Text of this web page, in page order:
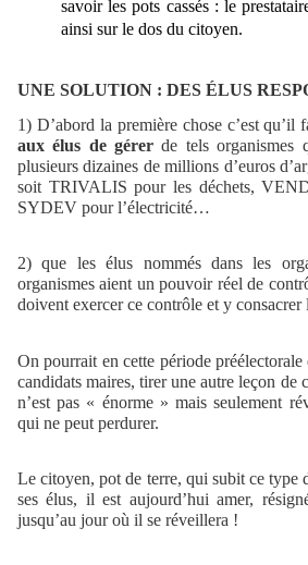
savoir les pots cassés : le
ainsi sur le dos du citoyen.
UNE SOLUTION : DES ÉLUS
1) D’abord la première chose c’est qu’il
aux élus de gérer de tels organismes
plusieurs dizaines de millions d’euros
soit TRIVALIS pour les déchets,
SYDEV pour l’électricité…
2) que les élus nommés dans les
organismes aient un pouvoir réel de
doivent exercer ce contrôle et y consacrer
On pourrait en cette période
candidats maires, tirer une autre leçon de
n’est pas « énorme » mais seulement
qui ne peut perdurer.
Le citoyen, pot de terre, qui subit ce type
ses élus, il est aujourd’hui amer,
jusqu’au jour où il se réveillera !